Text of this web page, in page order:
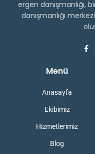
ergen danışmanlığı,
danışmanlığı
Menü
Anasayfa
Ekibimiz
Hizmetlerimiz
Blog